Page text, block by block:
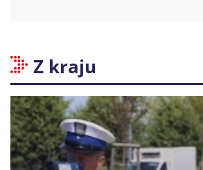
Z kraju